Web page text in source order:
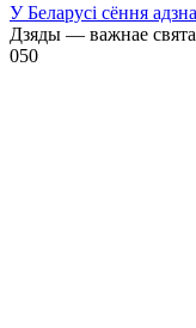
У Беларусі сёння
Дзяды — важнае свята
050